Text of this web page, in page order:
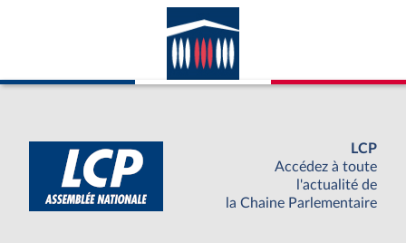
LCP
Accédez à toute
l'actualité de
la Chaine Parlementaire